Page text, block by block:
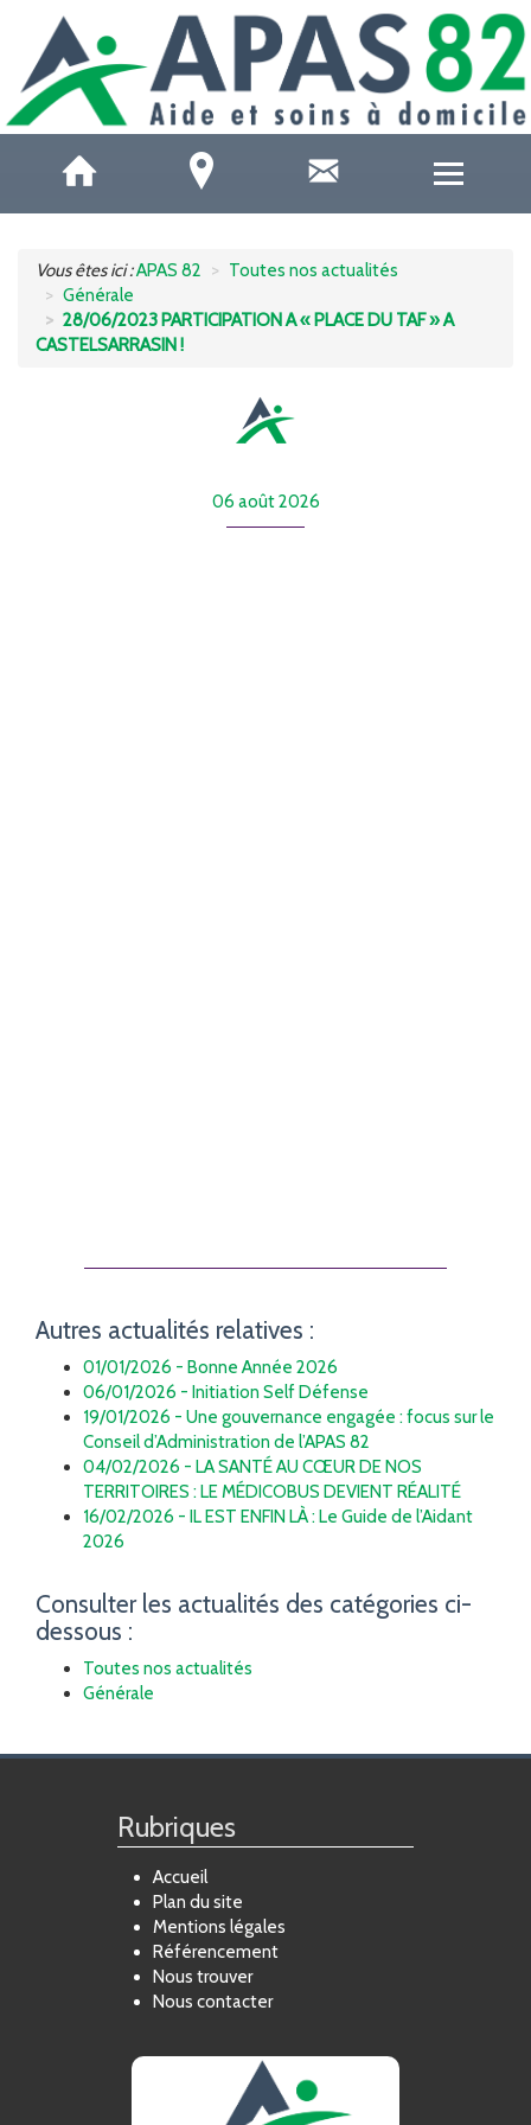
ACCUEILS DE JOUR
AIDE À DOMICILE
AIDE AUX AIDANTS
Vous êtes ici :APAS 82
Toutes nos actualités
Générale
28/06/2023 PARTICIPATION A « PLACE DU TAF » A
CASTELSARRASIN !
06 août 2026
Autres actualités relatives :
01/01/2026 - Bonne Année 2026
06/01/2026 - Initiation Self Défense
19/01/2026 - Une gouvernance engagée : focus sur le
Conseil d’Administration de l’APAS 82
04/02/2026 - LA SANTÉ AU CŒUR DE NOS
TERRITOIRES : LE MÉDICOBUS DEVIENT RÉALITÉ
16/02/2026 - IL EST ENFIN LÀ : Le Guide de l’Aidant
2026
Consulter les actualités des catégories ci-
dessous :
Toutes nos actualités
Générale
Rubriques
Accueil
Plan du site
Mentions légales
Référencement
Nous trouver
Nous contacter